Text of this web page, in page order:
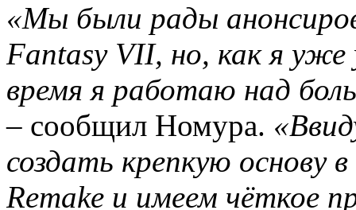
«Мы были рады
Fantasy VII, но, как я уже
время я работаю над
– сообщил Номура.
создать крепкую основу
Remake и имеем чёткое